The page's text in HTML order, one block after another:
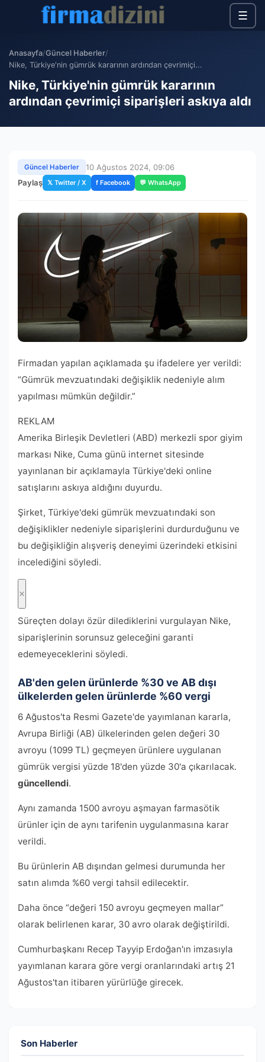
☰
Anasayfa/Güncel Haberler/
Nike, Türkiye'nin gümrük kararının ardından çevrimiçi...
Nike, Türkiye'nin gümrük kararının
ardından çevrimiçi siparişleri askıya aldı
Güncel Haberler
10 Ağustos 2024, 09:06
Paylaş 𝕏 Twitter / X f Facebook 💬 WhatsApp
Firmadan yapılan açıklamada şu ifadelere yer verildi:
“Gümrük mevzuatındaki değişiklik nedeniyle alım
yapılması mümkün değildir.”
REKLAM
Amerika Birleşik Devletleri (ABD) merkezli spor giyim
markası Nike, Cuma günü internet sitesinde
yayınlanan bir açıklamayla Türkiye'deki online
satışlarını askıya aldığını duyurdu.
Şirket, Türkiye'deki gümrük mevzuatındaki son
değişiklikler nedeniyle siparişlerini durdurduğunu ve
bu değişikliğin alışveriş deneyimi üzerindeki etkisini
incelediğini söyledi.
Süreçten dolayı özür dilediklerini vurgulayan Nike,
siparişlerinin sorunsuz geleceğini garanti
edemeyeceklerini söyledi.
AB'den gelen ürünlerde %30 ve AB dışı
ülkelerden gelen ürünlerde %60 vergi
6 Ağustos'ta Resmi Gazete'de yayımlanan kararla,
Avrupa Birliği (AB) ülkelerinden gelen değeri 30
avroyu (1099 TL) geçmeyen ürünlere uygulanan
gümrük vergisi yüzde 18'den yüzde 30'a çıkarılacak.
güncellendi.
Aynı zamanda 1500 avroyu aşmayan farmasötik
ürünler için de aynı tarifenin uygulanmasına karar
verildi.
Bu ürünlerin AB dışından gelmesi durumunda her
satın alımda %60 vergi tahsil edilecektir.
Daha önce “değeri 150 avroyu geçmeyen mallar”
olarak belirlenen karar, 30 avro olarak değiştirildi.
Cumhurbaşkanı Recep Tayyip Erdoğan'ın imzasıyla
yayımlanan karara göre vergi oranlarındaki artış 21
Ağustos'tan itibaren yürürlüğe girecek.
Son Haberler